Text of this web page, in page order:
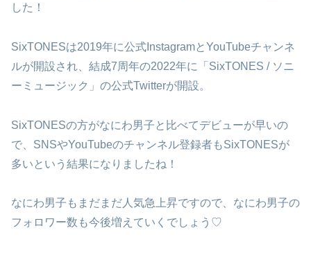
した！
SixTONESは2019年に公式InstagramとYouTubeチャンネ
ルが開設され、結成7周年の2022年に「SixTONES / ソニ
ーミュージック」の公式Twitterが開設。
SixTONESの方がなにわ男子と比べてデビューが早いの
で、SNSやYouTubeのチャンネル登録者もSixTONESが
多いという結果になりましたね！
なにわ男子もまだまだ人気急上昇ですので、なにわ男子の
フォロワー数も今後増えていくでしょう♡